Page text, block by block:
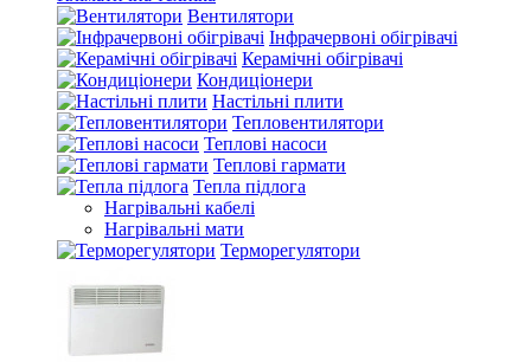
Вентилятори
Інфрачервоні обігрівачі
Керамічні обігрівачі
Кондиціонери
Настільні плити
Тепловентилятори
Теплові насоси
Теплові гармати
Тепла підлога
Нагрівальні кабелі
Нагрівальні мати
Терморегулятори